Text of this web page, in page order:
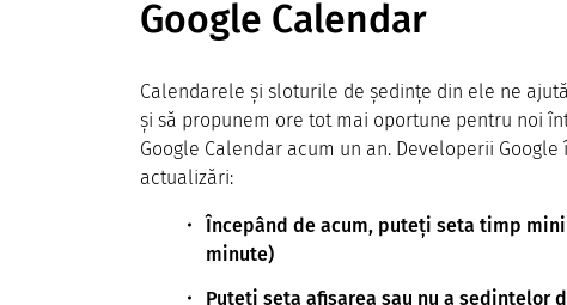
Google Calendar
Calendarele și sloturile de ședințe din ele ne
și să propunem ore tot mai oportune pentru noi
Google Calendar acum un an. Developerii
actualizări:
Începând de acum, puteți seta timp
minute)
Puteți seta afișarea sau nu a ședințelor